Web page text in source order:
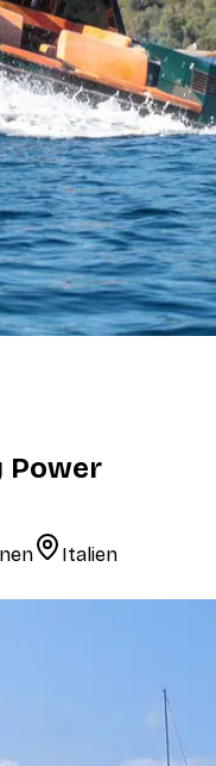
Power
Italien